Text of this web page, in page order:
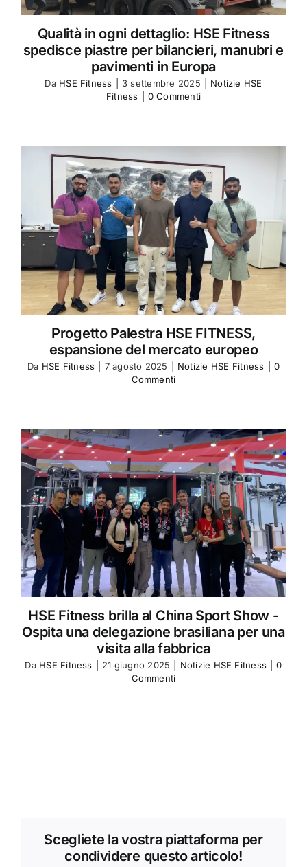
Qualità in ogni dettaglio: HSE Fitness
spedisce piastre per bilancieri, manubri e
pavimenti in Europa
Da HSE Fitness 3 settembre 2025
Notizie HSE
Fitness
0 Commenti
Progetto Palestra HSE FITNESS,
espansione del mercato europeo
Da HSE Fitness 7 agosto 2025 Notizie HSE Fitness
0
Commenti
HSE Fitness brilla al China Sport Show -
Ospita una delegazione brasiliana per una
visita alla fabbrica
Da HSE Fitness 21 giugno 2025 Notizie HSE Fitness
0
Commenti
Scegliete la vostra piattaforma per
condividere questo articolo!